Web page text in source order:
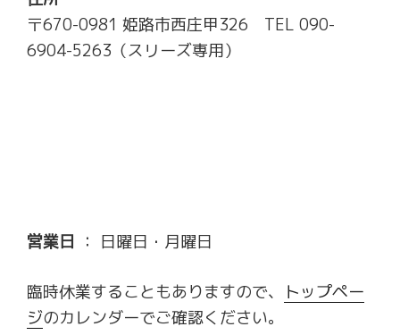
〒670-0981 姫路市西庄甲326 TEL 090-
6904-5263（スリーズ専用）
営業日 ： 日曜日・月曜日
臨時休業することもありますので、
トップペー
ジのカレンダーでご確認ください。